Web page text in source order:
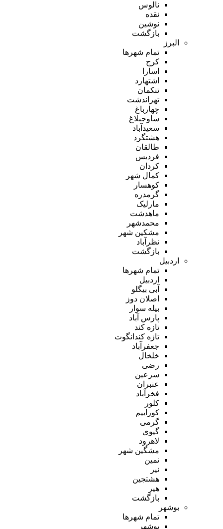
نالوس
نقده
نوشین
بازگشت
البرز
تمام شهر‌ها
کرج
اسارا
اشتهارد
تنکمان
تهراندشت
چهارباغ
ساوجبلاغ
سعیدآباد
هشتگرد
طالقان
فردیس
کردان
کمال شهر
کوهسار
گرمدره
مارلیک
ماهدشت
محمدشهر
مشکین شهر
نظرآباد
بازگشت
اردبیل
تمام شهر‌ها
اردبیل
آبی بیگلو
اصلان دوز
بیله سوار
پارس آباد
تازه کند
تازه کندانگوت
جعفرآباد
خلخال
رضی
سرعین
عنبران
فخرآباد
کلور
کوراییم
گرمی
گیوی
لاهرود
مشگین شهر
نمین
نیر
هشتجین
هیر
بازگشت
بوشهر
تمام شهر‌ها
بوشهر